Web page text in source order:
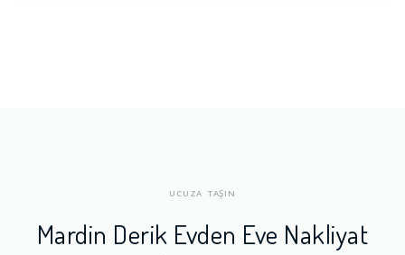
UCUZA TAŞIN
Mardin Derik Evden Eve Nakliyat